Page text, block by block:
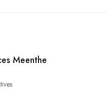
Meenthe